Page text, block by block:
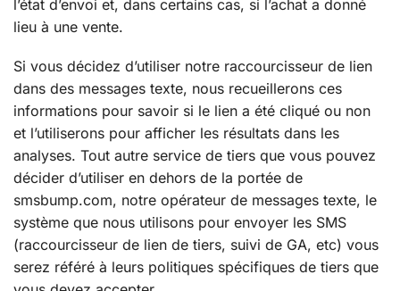
l’état d’envoi et, dans certains cas, si l’achat a donné
lieu à une vente.
Si vous décidez d’utiliser notre raccourcisseur de lien
dans des messages texte, nous recueillerons ces
informations pour savoir si le lien a été cliqué ou non
et l’utiliserons pour afficher les résultats dans les
analyses. Tout autre service de tiers que vous pouvez
décider d’utiliser en dehors de la portée de
smsbump.com, notre opérateur de messages texte, le
système que nous utilisons pour envoyer les SMS
(raccourcisseur de lien de tiers, suivi de GA, etc) vous
serez référé à leurs politiques spécifiques de tiers que